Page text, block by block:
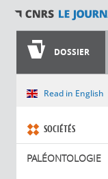
SECTIONS
DOSSIER
Vous êtes ici
Read in English
SOCIÉTÉS
PALÉONTOLOGIE